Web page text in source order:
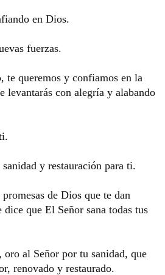
en Dios.
fuerzas.
te queremos y confiamos en la
levantarás con alegría y alabando
y restauración para ti.
de Dios que te dan
dice que El Señor sana todas tus
oro al Señor por tu sanidad, que
renovado y restaurado.